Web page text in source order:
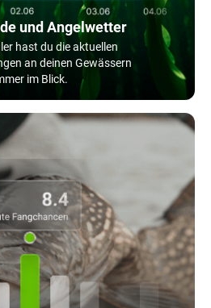
und Angelwetter
hast du die aktuellen
an deinen Gewässern
im Blick.